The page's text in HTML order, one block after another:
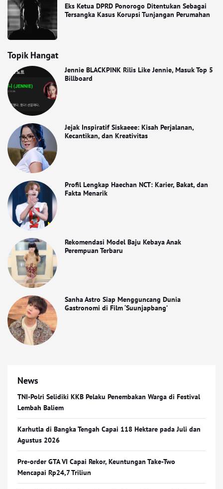
Eks Ketua DPRD Ponorogo Ditentukan Sebagai
Tersangka Kasus Korupsi Tunjangan Perumahan
Topik Hangat
Jennie BLACKPINK Rilis Like Jennie, Masuk Top 5
Billboard
Jejak Inspiratif Siskaeee: Kisah Perjalanan,
Kecantikan, dan Kreativitas
Profil Lengkap Haechan NCT: Karier, Bakat, dan
Fakta Menarik
Rekomendasi Model Baju Kebaya Anak
Perempuan Terbaru
Sanha Astro Siap Mengguncang Dunia
Gastronomi di Film ‘Suunjapbang’
News
TNI-Polri Selidiki KKB Pelaku Penembakan Warga di Festival
Lembah Baliem
Karhutla di Bangka Tengah Capai 118 Hektare pada Juli dan
Agustus 2026
Pre-order GTA VI Capai Rekor, Keuntungan Take-Two
Mencapai Rp24,7 Triliun